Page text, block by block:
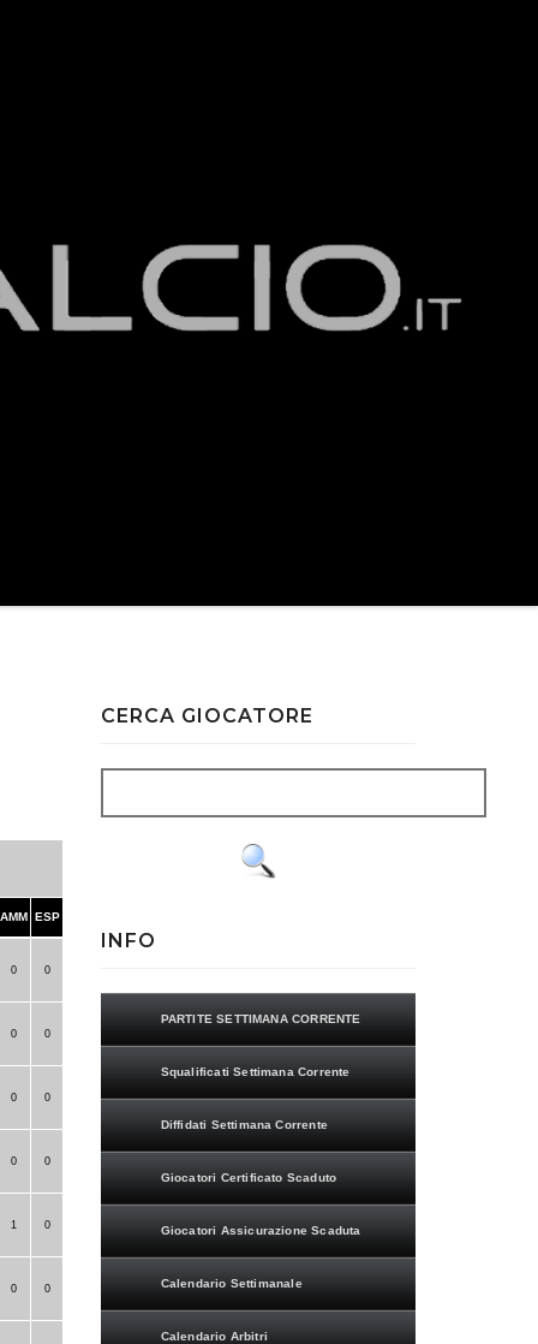
AMM ESP
0 0
0 0
0 0
0 0
1 0
0 0
CERCA GIOCATORE
INFO
PARTITE SETTIMANA CORRENTE
Squalificati Settimana Corrente
Diffidati Settimana Corrente
Giocatori Certificato Scaduto
Giocatori Assicurazione Scaduta
Calendario Settimanale
Calendario Arbitri